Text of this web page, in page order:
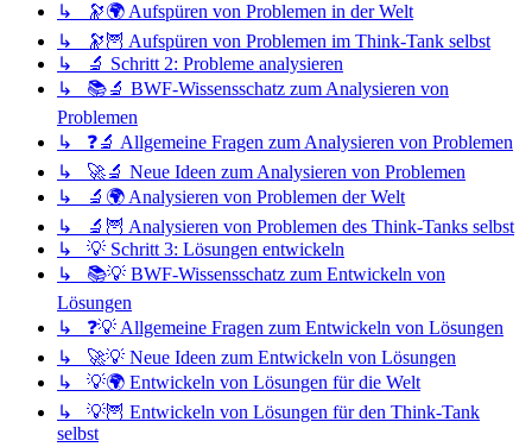
↳ 🔭🌍 Aufspüren von Problemen in der Welt
↳ 🔭🦉 Aufspüren von Problemen im Think-Tank selbst
↳ 🔬 Schritt 2: Probleme analysieren
↳ 📚🔬 BWF-Wissensschatz zum Analysieren von
Problemen
↳ ❓🔬 Allgemeine Fragen zum Analysieren von Problemen
↳ 🚀🔬 Neue Ideen zum Analysieren von Problemen
↳ 🔬🌍 Analysieren von Problemen der Welt
↳ 🔬🦉 Analysieren von Problemen des Think-Tanks selbst
↳ 💡 Schritt 3: Lösungen entwickeln
↳ 📚💡 BWF-Wissensschatz zum Entwickeln von
Lösungen
↳ ❓💡 Allgemeine Fragen zum Entwickeln von Lösungen
↳ 🚀💡 Neue Ideen zum Entwickeln von Lösungen
↳ 💡🌍 Entwickeln von Lösungen für die Welt
↳ 💡🦉 Entwickeln von Lösungen für den Think-Tank
selbst